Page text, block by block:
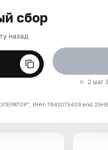
сбор
назад
2 шаг.
ИНН: 7841075409 erid: